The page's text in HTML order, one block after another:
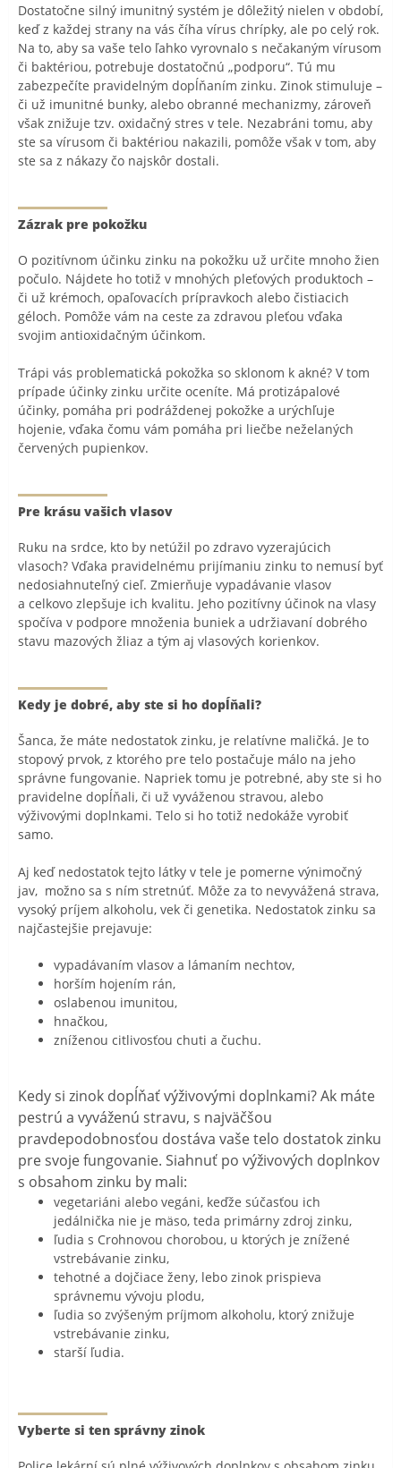
Dostatočne silný imunitný systém je dôležitý nielen v období,
keď z každej strany na vás číha vírus chrípky, ale po celý rok.
Na to, aby sa vaše telo ľahko vyrovnalo s nečakaným vírusom
či baktériou, potrebuje dostatočnú „podporu“. Tú mu
zabezpečíte pravidelným dopĺňaním zinku. Zinok stimuluje –
či už imunitné bunky, alebo obranné mechanizmy, zároveň
však znižuje tzv. oxidačný stres v tele. Nezabráni tomu, aby
ste sa vírusom či baktériou nakazili, pomôže však v tom, aby
ste sa z nákazy čo najskôr dostali.
Zázrak pre pokožku
O pozitívnom účinku zinku na pokožku už určite mnoho žien
počulo. Nájdete ho totiž v mnohých pleťových produktoch –
či už krémoch, opaľovacích prípravkoch alebo čistiacich
géloch. Pomôže vám na ceste za zdravou pleťou vďaka
svojim antioxidačným účinkom.
Trápi vás problematická pokožka so sklonom k akné? V tom
prípade účinky zinku určite oceníte. Má protizápalové
účinky, pomáha pri podráždenej pokožke a urýchľuje
hojenie, vďaka čomu vám pomáha pri liečbe neželaných
červených pupienkov.
Pre krásu vašich vlasov
Ruku na srdce, kto by netúžil po zdravo vyzerajúcich
vlasoch? Vďaka pravidelnému prijímaniu zinku to nemusí byť
nedosiahnuteľný cieľ. Zmierňuje vypadávanie vlasov
a celkovo zlepšuje ich kvalitu. Jeho pozitívny účinok na vlasy
spočíva v podpore množenia buniek a udržiavaní dobrého
stavu mazových žliaz a tým aj vlasových korienkov.
Kedy je dobré, aby ste si ho dopĺňali?
Šanca, že máte nedostatok zinku, je relatívne maličká. Je to
stopový prvok, z ktorého pre telo postačuje málo na jeho
správne fungovanie. Napriek tomu je potrebné, aby ste si ho
pravidelne dopĺňali, či už vyváženou stravou, alebo
výživovými doplnkami. Telo si ho totiž nedokáže vyrobiť
samo.
Aj keď nedostatok tejto látky v tele je pomerne výnimočný
jav, možno sa s ním stretnúť. Môže za to nevyvážená strava,
vysoký príjem alkoholu, vek či genetika. Nedostatok zinku sa
najčastejšie prejavuje:
vypadávaním vlasov a lámaním nechtov,
horším hojením rán,
oslabenou imunitou,
hnačkou,
zníženou citlivosťou chuti a čuchu.
Kedy si zinok dopĺňať výživovými doplnkami? Ak máte
pestrú a vyváženú stravu, s najväčšou
pravdepodobnosťou dostáva vaše telo dostatok zinku
pre svoje fungovanie. Siahnuť po výživových doplnkov
s obsahom zinku by mali:
vegetariáni alebo vegáni, keďže súčasťou ich
jedálnička nie je mäso, teda primárny zdroj zinku,
ľudia s Crohnovou chorobou, u ktorých je znížené
vstrebávanie zinku,
tehotné a dojčiace ženy, lebo zinok prispieva
správnemu vývoju plodu,
ľudia so zvýšeným príjmom alkoholu, ktorý znižuje
vstrebávanie zinku,
starší ľudia.
Vyberte si ten správny zinok